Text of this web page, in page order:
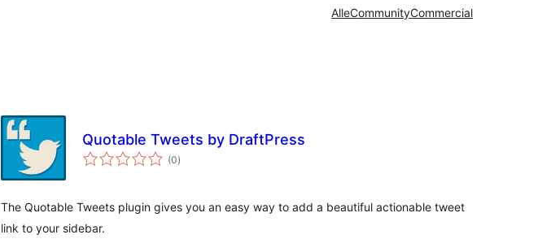
AlleCommunityCommercial
Quotable Tweets by DraftPress
(0totale
vurderinger
)
The Quotable Tweets plugin gives you an easy way to add a beautiful actionable tweet
link to your sidebar.